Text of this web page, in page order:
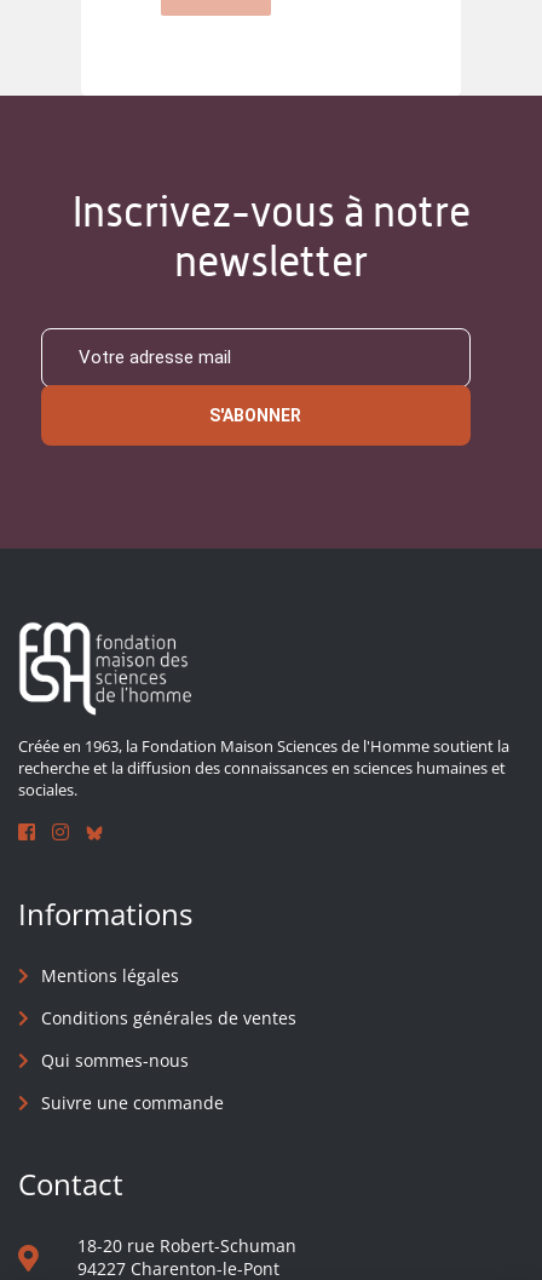
Inscrivez-vous à notre
newsletter
S'ABONNER
Créée en 1963, la Fondation Maison Sciences de l'Homme soutient la
recherche et la diffusion des connaissances en sciences humaines et
sociales.
Informations
Mentions légales
Conditions générales de ventes
Qui sommes-nous
Suivre une commande
Contact
18-20 rue Robert-Schuman
94227 Charenton-le-Pont